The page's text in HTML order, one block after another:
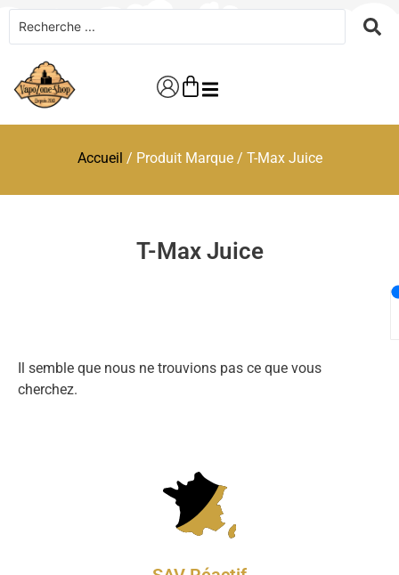
Accueil / Produit Marque / T-Max Juice
T-Max Juice
Il semble que nous ne trouvions pas ce que vous
cherchez.